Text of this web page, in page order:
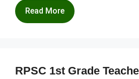
Read More
RPSC 1st Grade